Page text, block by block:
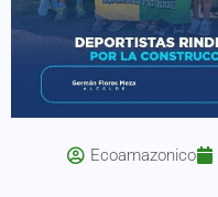
Ecoamazonico